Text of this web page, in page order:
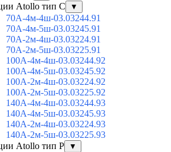
Atollo тип С ▼
70А-4м-4ш-03.03244.91
70А-4м-5ш-03.03245.91
70А-2м-4ш-03.03224.91
70А-2м-5ш-03.03225.91
100А-4м-4ш-03.03244.92
100А-4м-5ш-03.03245.92
100А-2м-4ш-03.03224.92
100А-2м-5ш-03.03225.92
140А-4м-4ш-03.03244.93
140А-4м-5ш-03.03245.93
140А-2м-4ш-03.03224.93
140А-2м-5ш-03.03225.93
Atollo тип Р
▼